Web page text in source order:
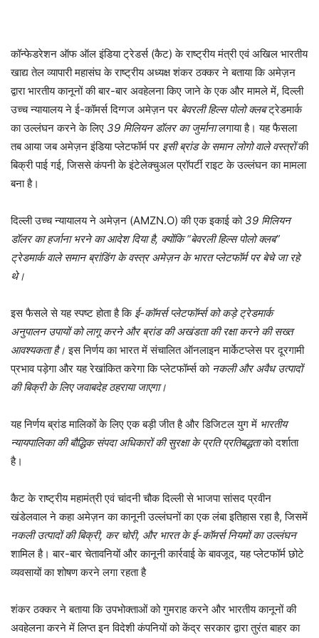
कॉन्फेडरेशन ऑफ ऑल इंडिया ट्रेडर्स (कैट) के राष्ट्रीय मंत्री एवं अखिल भारतीय
खाद्य तेल व्यापारी महासंघ के राष्ट्रीय अध्यक्ष शंकर ठक्कर ने बताया कि अमेज़न
द्वारा भारतीय कानूनों की बार-बार अवहेलना किए जाने के एक और मामले में, दिल्ली
उच्च न्यायालय ने ई-कॉमर्स दिग्गज अमेज़न पर बेवरली हिल्स पोलो क्लबट्रेडमार्क
का उल्लंघन करने के लिए 39 मिलियन डॉलर का जुर्मानालगाया है। यह फैसला
तब आया जब अमेज़न इंडिया प्लेटफॉर्म पर इसी ब्रांड के समान लोगो वाले वस्त्रोंकी
बिक्री पाई गई, जिससे कंपनी के इंटेलेक्चुअल प्रॉपर्टी राइट के उल्लंघन का मामला
बना है।
दिल्ली उच्च न्यायालय ने अमेज़न (AMZN.O) की एक इकाई को 39 मिलियन
डॉलर का हर्जाना भरने का आदेश दिया है, क्योंकि “बेवरली हिल्स पोलो क्लब”
ट्रेडमार्क वाले समान ब्रांडिंग के वस्त्र अमेज़न के भारत प्लेटफॉर्म पर बेचे जा रहे
थे।
इस फैसले से यह स्पष्ट होता है कि ई-कॉमर्स प्लेटफॉर्म्स को कड़े ट्रेडमार्क
अनुपालन उपायों को लागू करने और ब्रांड की अखंडता की रक्षा करने की सख्त
आवश्यकता है। इस निर्णय का भारत में संचालित ऑनलाइन मार्केटप्लेस पर दूरगामी
प्रभाव पड़ेगा और यह रेखांकित करेगा कि प्लेटफॉर्म्स को नकली और अवैध उत्पादों
की बिक्री के लिए जवाबदेह ठहराया जाएगा।
यह निर्णय ब्रांड मालिकों के लिए एक बड़ी जीत है और डिजिटल युग में भारतीय
न्यायपालिका की बौद्धिक संपदा अधिकारों की सुरक्षा के प्रति प्रतिबद्धताको दर्शाता
है।
कैट के राष्ट्रीय महामंत्री एवं चांदनी चौक दिल्ली से भाजपा सांसद प्रवीन
खंडेलवाल ने कहा अमेज़न का कानूनी उल्लंघनों का एक लंबा इतिहास रहा है, जिसमें
नकली उत्पादों की बिक्री, कर चोरी, और भारत के ई-कॉमर्स नियमों का उल्लंघन
शामिल है। बार-बार चेतावनियों और कानूनी कार्रवाई के बावजूद, यह प्लेटफॉर्म छोटे
व्यवसायों का शोषण करने लगा रहता है
शंकर ठक्कर ने बताया कि उपभोक्ताओं को गुमराह करने और भारतीय कानूनों की
अवहेलना करने में लिप्त इन विदेशी कंपनियों को केंद्र सरकार द्वारा तुरंत बाहर का